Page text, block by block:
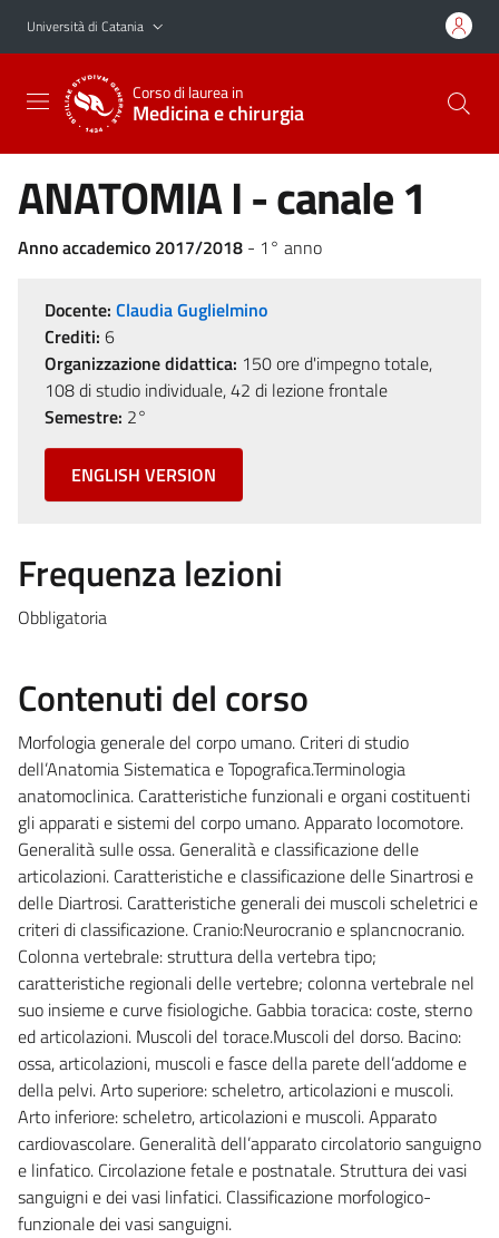
Vai al contenuto principale
Vai al menu di navigazione
Università di Catania
Corso di laurea in
Medicina e chirurgia
ANATOMIA I - canale 1
Anno accademico 2017/2018 - 1° anno
Docente: Claudia Guglielmino
Crediti: 6
Organizzazione didattica: 150 ore d'impegno totale,
108 di studio individuale, 42 di lezione frontale
Semestre: 2°
ENGLISH VERSION
Frequenza lezioni
Obbligatoria
Contenuti del corso
Morfologia generale del corpo umano. Criteri di studio
dell’Anatomia Sistematica e Topografica.Terminologia
anatomoclinica. Caratteristiche funzionali e organi costituenti
gli apparati e sistemi del corpo umano. Apparato locomotore.
Generalità sulle ossa. Generalità e classificazione delle
articolazioni. Caratteristiche e classificazione delle Sinartrosi e
delle Diartrosi. Caratteristiche generali dei muscoli scheletrici e
criteri di classificazione. Cranio:Neurocranio e splancnocranio.
Colonna vertebrale: struttura della vertebra tipo;
caratteristiche regionali delle vertebre; colonna vertebrale nel
suo insieme e curve fisiologiche. Gabbia toracica: coste, sterno
ed articolazioni. Muscoli del torace.Muscoli del dorso. Bacino:
ossa, articolazioni, muscoli e fasce della parete dell’addome e
della pelvi. Arto superiore: scheletro, articolazioni e muscoli.
Arto inferiore: scheletro, articolazioni e muscoli. Apparato
cardiovascolare. Generalità dell’apparato circolatorio sanguigno
e linfatico. Circolazione fetale e postnatale. Struttura dei vasi
sanguigni e dei vasi linfatici. Classificazione morfologico-
funzionale dei vasi sanguigni.